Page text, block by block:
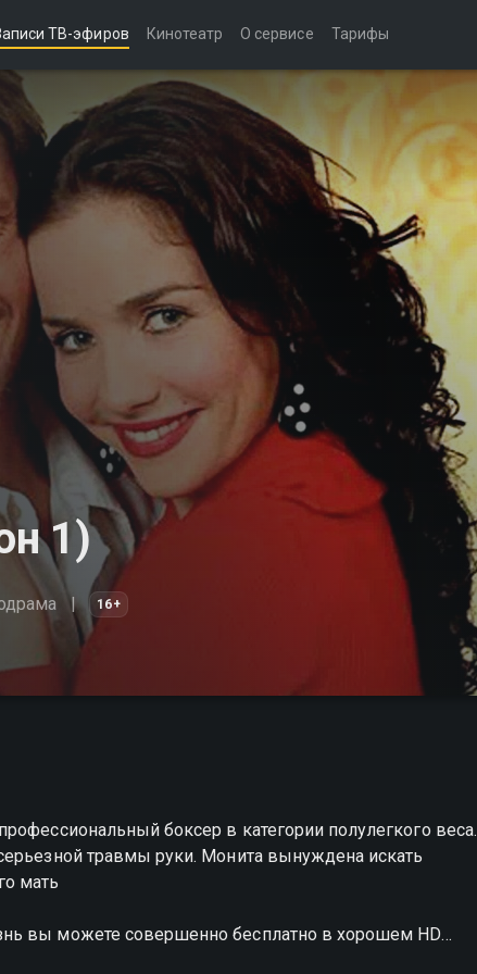
ТВ-эфиров Кинотеатр О сервисе Тарифы
1)
16+
боксер в категории полулегкого веса.
травмы руки. Монита вынуждена искать
мать
вы можете совершенно бесплатно в хорошем HD